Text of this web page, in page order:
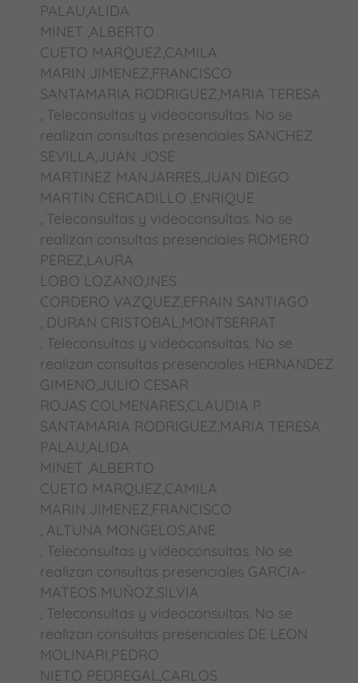
PALAU,ALIDA
MINET ,ALBERTO
CUETO MARQUEZ,CAMILA
MARIN JIMENEZ,FRANCISCO
SANTAMARIA RODRIGUEZ,MARIA TERESA
, Teleconsultas y videoconsultas. No se
realizan consultas presenciales SANCHEZ
SEVILLA,JUAN JOSE
MARTINEZ MANJARRES,JUAN DIEGO
MARTIN CERCADILLO ,ENRIQUE
, Teleconsultas y videoconsultas. No se
realizan consultas presenciales ROMERO
PEREZ,LAURA
LOBO LOZANO,INES
CORDERO VAZQUEZ,EFRAIN SANTIAGO
, DURAN CRISTOBAL,MONTSERRAT
, Teleconsultas y videoconsultas. No se
realizan consultas presenciales HERNANDEZ
GIMENO,JULIO CESAR
ROJAS COLMENARES,CLAUDIA P.
SANTAMARIA RODRIGUEZ,MARIA TERESA
PALAU,ALIDA
MINET ,ALBERTO
CUETO MARQUEZ,CAMILA
MARIN JIMENEZ,FRANCISCO
, ALTUNA MONGELOS,ANE
, Teleconsultas y videoconsultas. No se
realizan consultas presenciales GARCIA-
MATEOS MUÑOZ,SILVIA
, Teleconsultas y videoconsultas. No se
realizan consultas presenciales DE LEON
MOLINARI,PEDRO
NIETO PEDREGAL,CARLOS